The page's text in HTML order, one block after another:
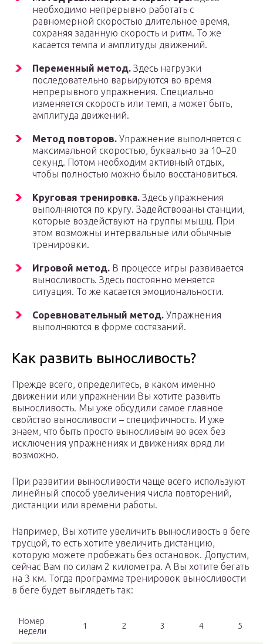
необходимо непрерывно работать с
равномерной скоростью длительное время,
сохраняя заданную скорость и ритм. То же
касается темпа и амплитуды движений.
Переменный метод. Здесь нагрузки
последовательно варьируются во время
непрерывного упражнения. Специально
изменяется скорость или темп, а может быть,
амплитуда движений.
Метод повторов. Упражнение выполняется с
максимальной скоростью, буквально за 10–20
секунд. Потом необходим активный отдых,
чтобы полностью можно было восстановиться.
Круговая тренировка. Здесь упражнения
выполняются по кругу. Задействованы станции,
которые воздействуют на группы мышц. При
этом возможны интервальные или обычные
тренировки.
Игровой метод. В процессе игры развивается
выносливость. Здесь постоянно меняется
ситуация. То же касается эмоциональности.
Соревновательный метод. Упражнения
выполняются в форме состязаний.
Как развить выносливость?
Прежде всего, определитесь, в каком именно
движении или упражнении Вы хотите развить
выносливость. Мы уже обсудили самое главное
свойство выносливости – специфичность. И уже
знаем, что быть просто выносливым во всех без
исключения упражнениях и движениях вряд ли
возможно.
При развитии выносливости чаще всего используют
линейный способ увеличения числа повторений,
дистанции или времени работы.
Например, Вы хотите увеличить выносливость в беге
трусцой, то есть хотите увеличить дистанцию,
которую можете пробежать без остановок. Допустим,
сейчас Вам по силам 2 километра. А Вы хотите бегать
на 3 км. Тогда программа тренировок выносливости
в беге будет выглядеть так:
Номер
недели
1 2 3 4 5